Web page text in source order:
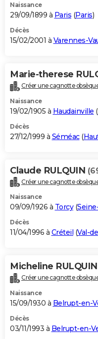
Naissance
29/09/1899 à Paris (Paris)
Décès
15/02/2001 à Varennes-
Marie-therese
Créer une cagnotte
Naissance
19/02/1905 à Haudainville (
Décès
27/12/1999 à Séméac(
Claude RULQUIN
Créer une cagnotte
Naissance
09/09/1926 à Torcy(
Décès
11/04/1996 à Créteil (Val-
Micheline RULQUIN
Créer une cagnotte
Naissance
15/09/1930 à Belrupt-en-
Décès
03/11/1993 à Belrupt-en-